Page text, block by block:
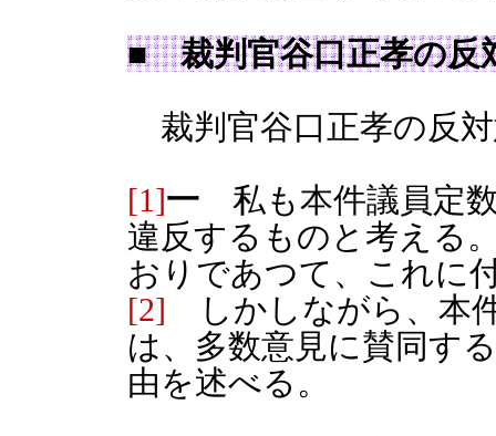
■ 裁判官谷口正孝の反
裁判官谷口正孝の反
[1]一 私も本件議員定
違反するものと考える
おりであつて、これに
[2] しかしながら、本
は、多数意見に賛同す
由を述べる。